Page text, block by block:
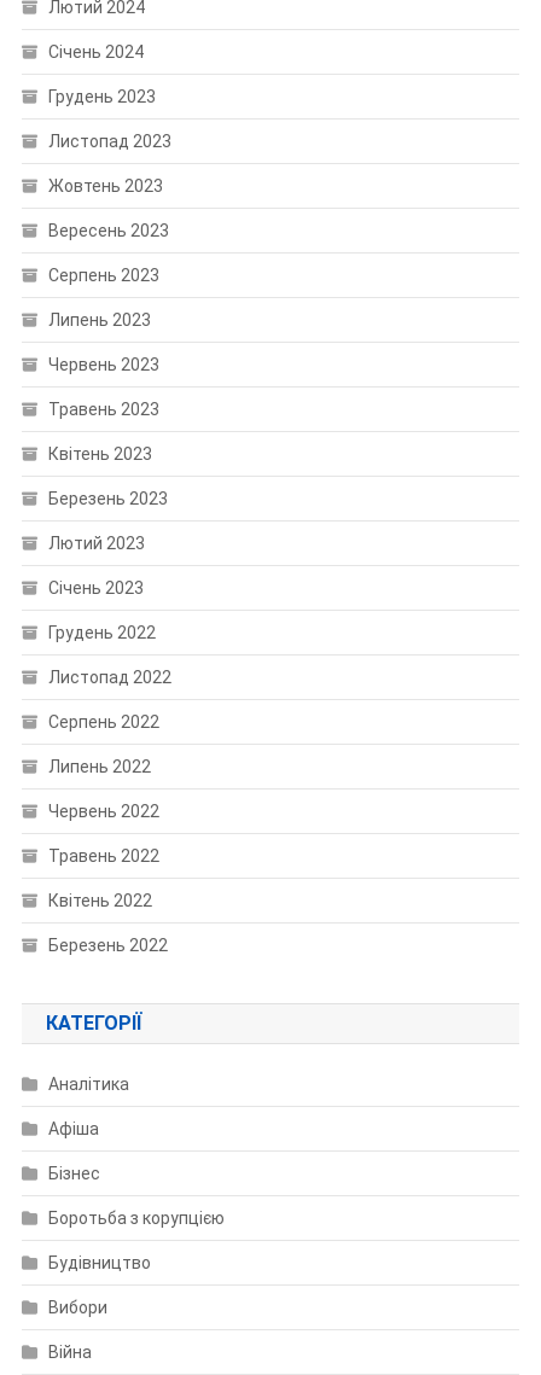
Лютий 2024
Січень 2024
Грудень 2023
Листопад 2023
Жовтень 2023
Вересень 2023
Серпень 2023
Липень 2023
Червень 2023
Травень 2023
Квітень 2023
Березень 2023
Лютий 2023
Січень 2023
Грудень 2022
Листопад 2022
Серпень 2022
Липень 2022
Червень 2022
Травень 2022
Квітень 2022
Березень 2022
КАТЕГОРІЇ
Аналітика
Афіша
Бізнес
Боротьба з корупцією
Будівництво
Вибори
Війна